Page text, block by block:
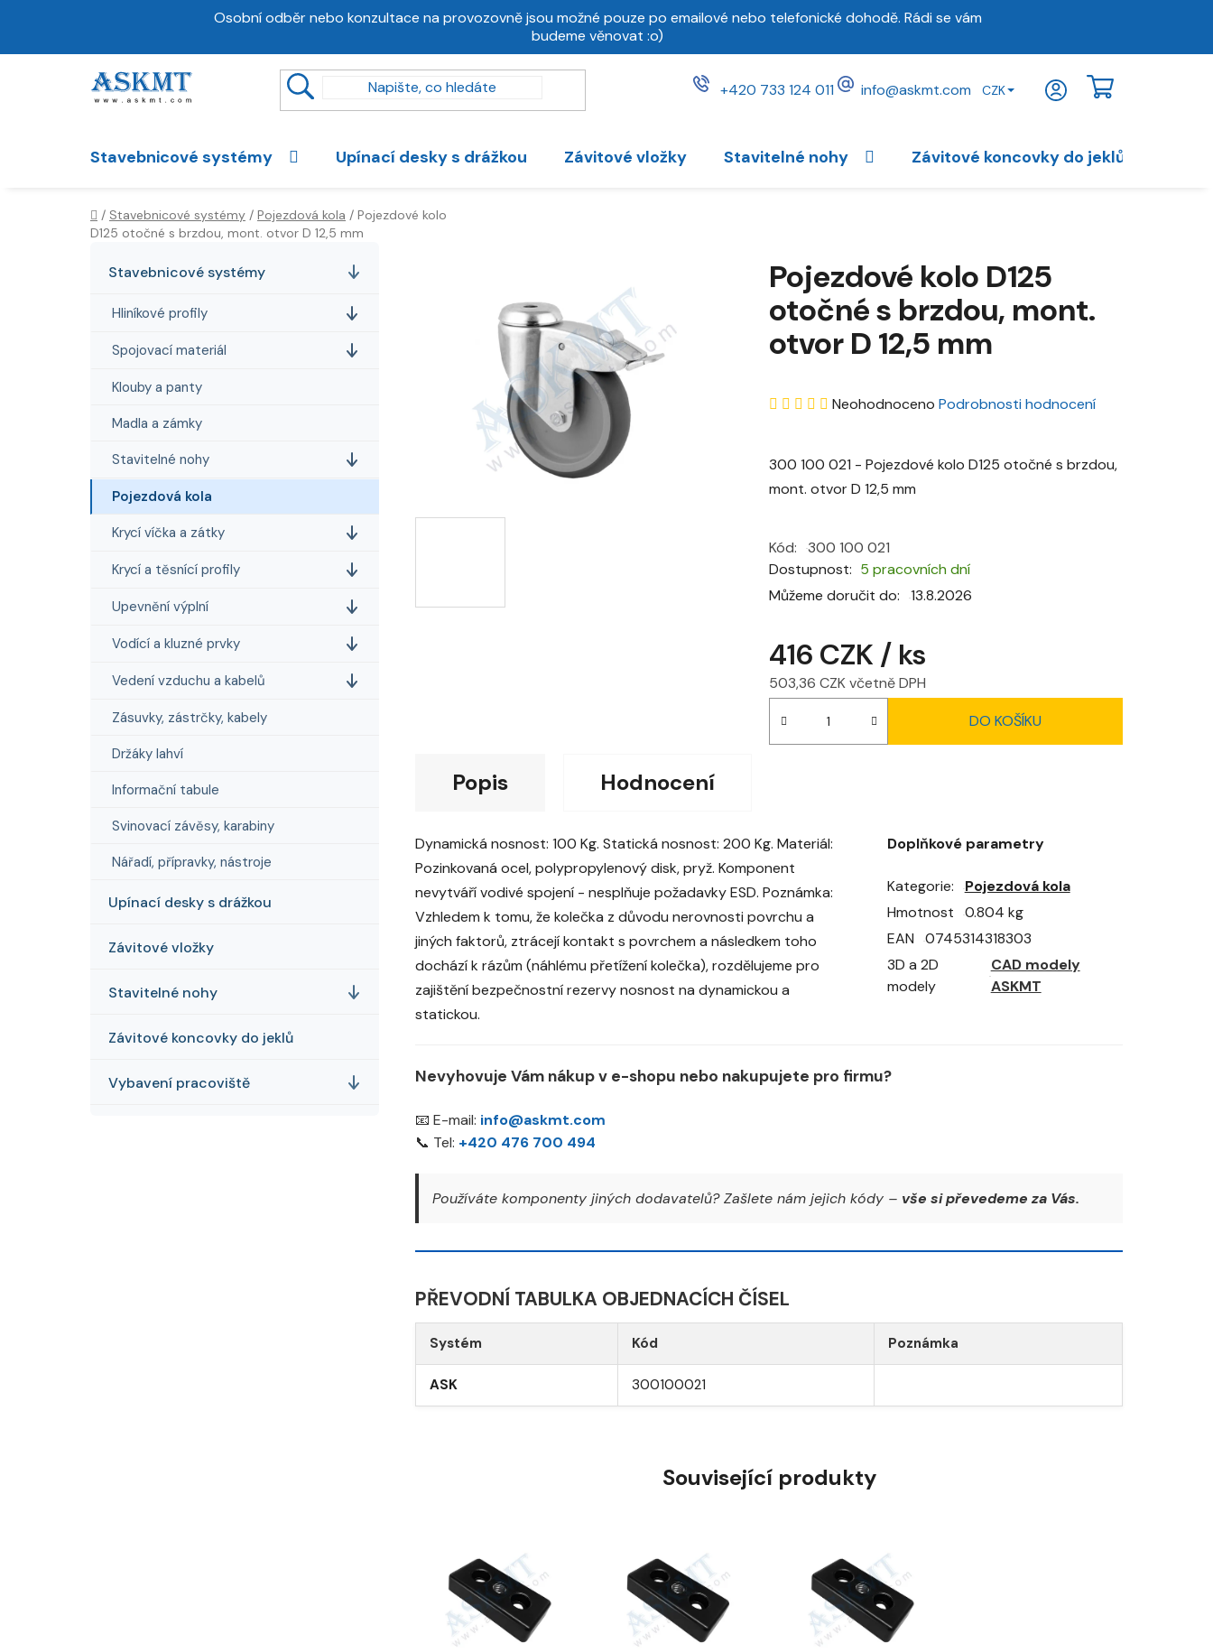
Osobní odběr nebo konzultace na provozovně jsou možné pouze po emailové nebo telefonické dohodě. Rádi se vám
budeme věnovat :o)
+420 733 124 011 info@askmt.com CZK
KOŠÍK
Stavebnicové systémy Upínací desky s drážkou Závitové vložky Stavitelné nohy Závitové koncovky do jeklů
Domů
/ Stavebnicové systémy / Pojezdová kola / Pojezdové kolo
D125 otočné s brzdou, mont. otvor D 12,5 mm
a
n
kategorie
Stavebnicové systémy
Hliníkové profily
Spojovací materiál
Klouby a panty
Madla a zámky
Stavitelné nohy
Pojezdová kola
Krycí víčka a zátky
Krycí a těsnící profily
Upevnění výplní
Vodící a kluzné prvky
Vedení vzduchu a kabelů
Zásuvky, zástrčky, kabely
Držáky lahví
Informační tabule
Svinovací závěsy, karabiny
Nářadí, přípravky, nástroje
Upínací desky s drážkou
Závitové vložky
Stavitelné nohy
Závitové koncovky do jeklů
Vybavení pracoviště
Pojezdové kolo D125
otočné s brzdou, mont.
otvor D 12,5 mm
Průměrné
5
hvězdiček.
Neohodnoceno Podrobnosti hodnocení
300 100 021 - Pojezdové kolo D125 otočné s brzdou,
mont. otvor D 12,5 mm
Dostupnost
5 pracovních dní
Můžeme doručit do:
13.8.2026
Kód: 300 100 021
416 CZK / ks
503,36 CZK včetně DPH
DO KOŠÍKU
Popis Hodnocení
Dynamická nosnost: 100 Kg. Statická nosnost: 200 Kg. Materiál:
Pozinkovaná ocel, polypropylenový disk, pryž. Komponent
nevytváří vodivé spojení - nesplňuje požadavky ESD. Poznámka:
Vzhledem k tomu, že kolečka z důvodu nerovnosti povrchu a
jiných faktorů, ztrácejí kontakt s povrchem a následkem toho
dochází k rázům (náhlému přetížení kolečka), rozdělujeme pro
zajištění bezpečnostní rezervy nosnost na dynamickou a
statickou.
Doplňkové parametry
Kategorie
Pojezdová kola
Hmotnost
0.804 kg
EAN
0745314318303
3D a 2D
modely
CAD modely
ASKMT
Nevyhovuje Vám nákup v e-shopu nebo nakupujete pro firmu?
📧 E-mail: info@askmt.com
📞 Tel: +420 476 700 494
Používáte komponenty jiných dodavatelů? Zašlete nám jejich kódy – vše si převedeme za Vás.
PŘEVODNÍ TABULKA OBJEDNACÍCH ČÍSEL
Systém Kód Poznámka
ASK 300100021
Související produkty